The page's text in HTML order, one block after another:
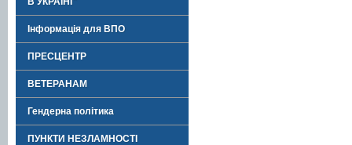
Інформація для ВПО
ПРЕСЦЕНТР
ВЕТЕРАНАМ
Гендерна політика
ПУНКТИ НЕЗЛАМНОСТІ